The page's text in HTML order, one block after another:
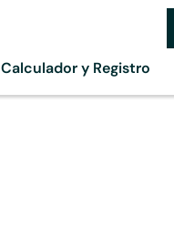
Calculador y Registro